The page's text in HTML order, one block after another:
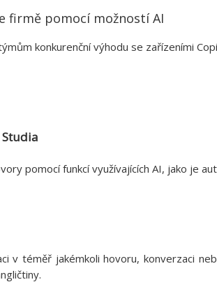
firmě pomocí možností AI
konkurenční výhodu se zařízeními
pomocí funkcí využívajících AI, jako je
v téměř jakémkoli hovoru, konverzaci